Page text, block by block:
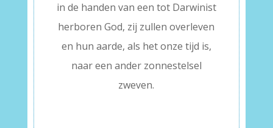
in de handen van een tot Darwinist
herboren God, zij zullen overleven
en hun aarde, als het onze tijd is,
naar een ander zonnestelsel
zweven.